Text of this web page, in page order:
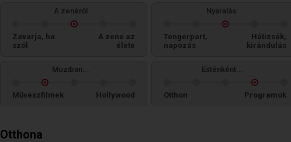
A zenéről
Zavarja, ha
szól
A zene az
élete
Nyaralás:
Tengerpart,
napozás
Hátizsák,
kirándulás
Moziban...
Művészfilmek Hollywood
Esténként...
Otthon Programok
Otthona